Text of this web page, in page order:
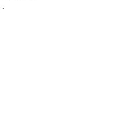
-